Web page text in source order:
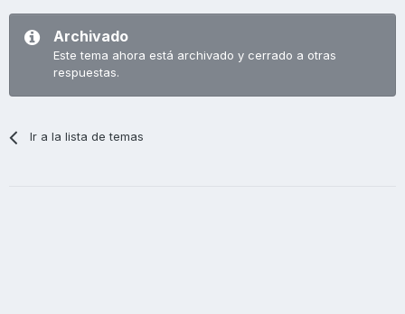
Archivado
Este tema ahora está archivado y cerrado a otras
respuestas.
Ir a la lista de temas